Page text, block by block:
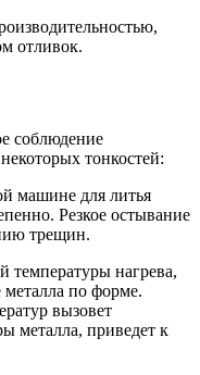
отливок.
соблюдение
тонкостей:
машине для литья
Резкое остывание
трещин.
температуры нагрева,
по форме.
вызовет
металла, приведет к